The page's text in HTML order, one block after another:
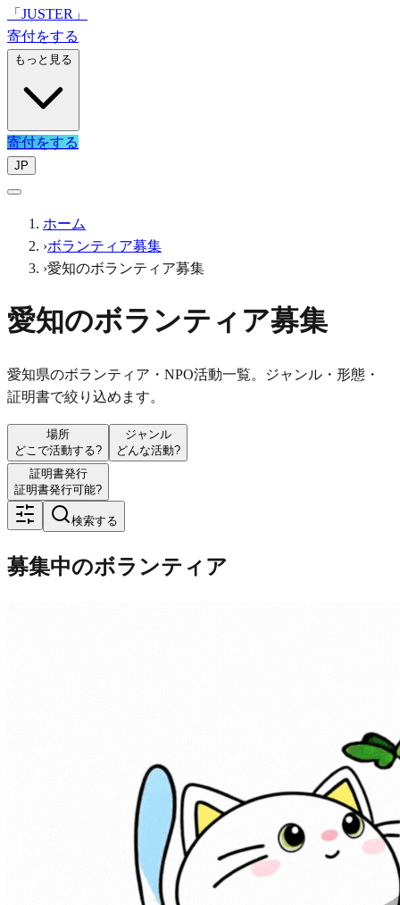
「JUSTER」
寄付をする
もっと見る
寄付をする
JP
ホーム
›ボランティア募集
›愛知のボランティア募集
愛知のボランティア募集
愛知県のボランティア・NPO活動一覧。ジャンル・形態・
証明書で絞り込めます。
場所
どこで活動する?
ジャンル
どんな活動?
証明書発行
証明書発行可能?
検索する
募集中のボランティア